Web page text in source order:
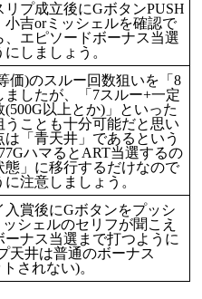
プ成立後にGボタンPUSH
小吉orミッシェルを確認で
、エピソードボーナス当選
しましょう。
価)のスルー回数狙いを「8
ましたが、「7スルー+一定
以上とか)」といった
うことも十分可能だと思い
は「青天井」であるという
ハマるとART当選するの
態」に移行するだけなので
注意しましょう。
賞後にGボタンをプッシ
シェルのセリフが聞こえ
ーナス当選まで打つように
天井は普通のボーナス
されない)。